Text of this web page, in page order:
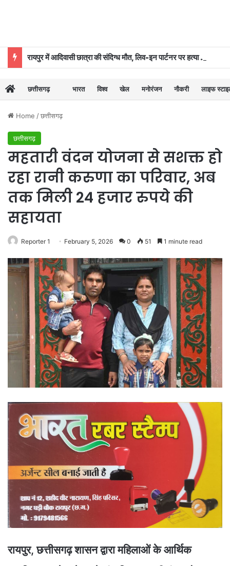
रायपुर में आदिवासी छात्रा की संदिग्ध मौत, लिव-इन पार्टनर पर हत्या का आरोप
छत्तीसगढ़ भारत विश्व खेल मनोरंजन नौकरी लाइफ
Home /छत्तीसगढ़
छत्तीसगढ़
महतारी वंदन योजना से सशक्त हो
रहा रानी करुणा का परिवार, अब
तक मिली 24 हजार रुपये की
सहायता
Reporter 1 February 5, 2026 0 51 1 minute read
रायपुर, छत्तीसगढ़ शासन द्वारा महिलाओं के आर्थिक